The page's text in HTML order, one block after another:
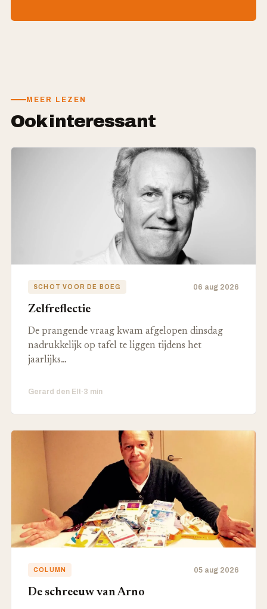
MEER LEZEN
Ook interessant
SCHOT VOOR DE BOEG 06 aug 2026
Zelfreflectie
De prangende vraag kwam afgelopen dinsdag
nadrukkelijk op tafel te liggen tijdens het
jaarlijks…
Gerard den Elt·3 min
COLUMN 05 aug 2026
De schreeuw van Arno